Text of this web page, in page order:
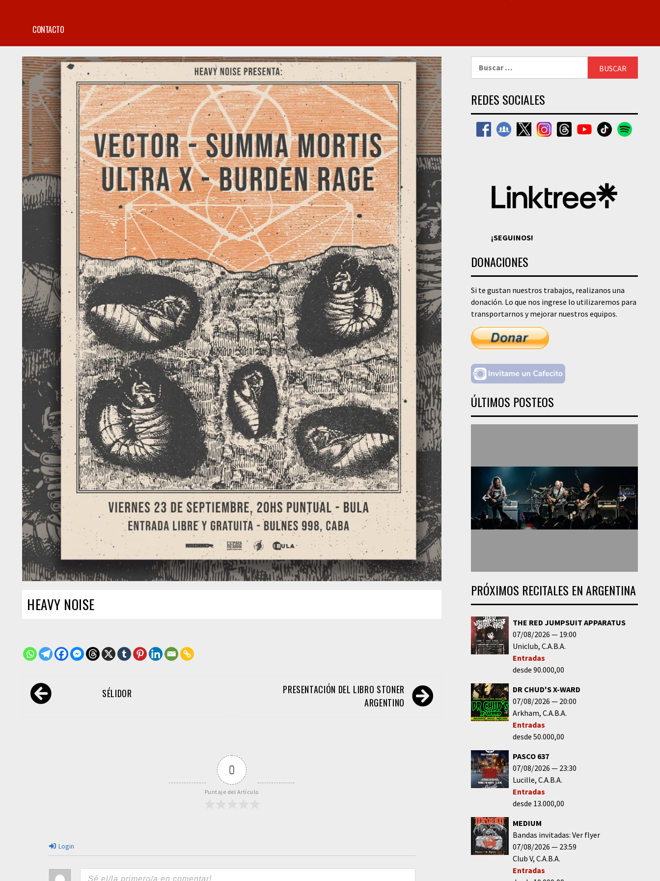
CONTACTO
HEAVY NOISE
Navegación
de SÉLIDOR
PRESENTACIÓN DEL LIBRO STONER
ARGENTINO
0
Puntaje del Artículo
Login
REDES SOCIALES
¡SEGUINOS!
DONACIONES
Si te gustan nuestros trabajos, realizanos una
donación. Lo que nos ingrese lo utilizaremos para
transportarnos y mejorar nuestros equipos.
ÚLTIMOS POSTEOS
PRÓXIMOS RECITALES EN ARGENTINA
THE RED JUMPSUIT APPARATUS
07/08/2026
19:00
Uniclub C.A.B.A.
Entradas
desde 90.000,00
DR CHUD'S X-WARD
07/08/2026
20:00
Arkham C.A.B.A.
Entradas
desde 50.000,00
PASCO 637
07/08/2026
23:30
Lucille C.A.B.A.
Entradas
desde 13.000,00
MEDIUM
Bandas invitadas: Ver flyer
07/08/2026
23:59
Club V C.A.B.A.
Entradas